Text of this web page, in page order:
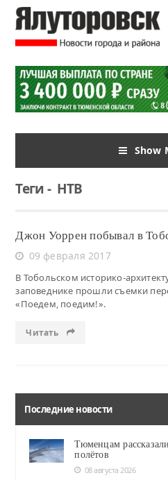
Show
Теги-НТВ
Джон Уоррен побывал в
09 февраля 2017
В Тобольском историко-
заповеднике прошли съемки
«Поедем, поедим!».
Читать
Последние новости
Тюменцам
полётов
08 августа 2026